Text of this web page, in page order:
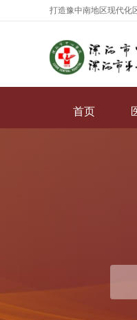
打造豫中南地区现代化
首页